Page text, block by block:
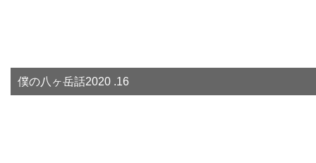
僕の八ヶ岳話2020 .16